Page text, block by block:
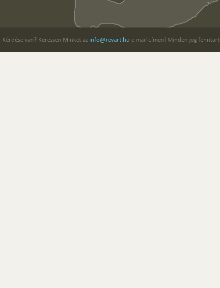
Kérdése van? Keressen Minket az info@revart.hu e-mail címen! Minden jog